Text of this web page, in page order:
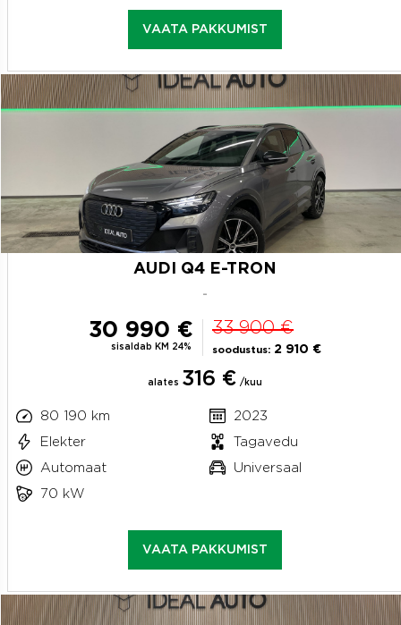
VAATA PAKKUMIST
AUDI Q4 E-TRON
-
30 990 €
sisaldab KM 24%
33 900 €
soodustus: 2 910 €
alates 316 € /kuu
80 190 km
2023
Elekter
Tagavedu
Automaat
Universaal
70 kW
VAATA PAKKUMIST